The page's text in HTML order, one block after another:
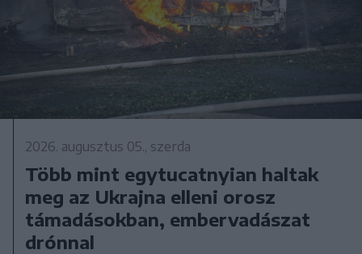
2026. augusztus 05., szerda
Több mint egytucatnyian haltak
meg az Ukrajna elleni orosz
támadásokban, embervadászat
drónnal